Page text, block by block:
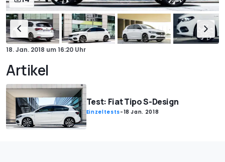
18. Jan. 2018 um16:20 Uhr
Artikel
Test: Fiat Tipo S-Design
Einzeltests-18 Jan. 2018